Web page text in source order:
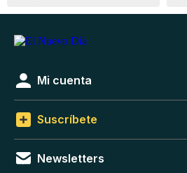
Mi cuenta
Suscríbete
Newsletters